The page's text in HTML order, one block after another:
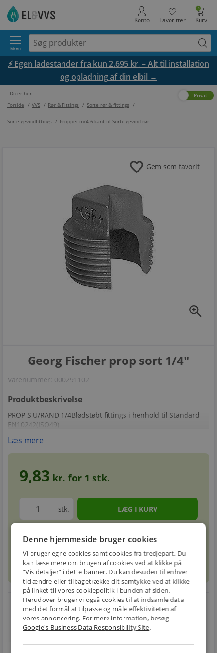
0
Kurv
Favoritter
Konto
Menu
⚡ Egen ladestander fra kun 2.695 kr. – Alt til installation
og opladning af din elbil →
Du er her:
Forside / VVS / Rør & Fittings / Sorte rør & fittings /
Sorte gevindfittings / Propper m/4-6 kant til Sorte gevind rør
Privat
zoom_in
favorite Gem som favorit
Georg Fischer prop sort 1/4''
Varenummer: 000291102
Produktbeskrivelse
PROP S U/RAND 1/4Blødstøbt fittings i henhold til Standard
EN10242(ISO49)
Læs mere
9,83 kr. for 1 stk.
stk.
circleForventet leveringstid: 5-8 hverdageinfo
sellPrismatchinfo
E-MÆRKET
Handle trygt hos
local_shipping
BILLIG
FRAGT
Fra 49,00 kr.
restart_alt
30 DAGES
Nem returnering
Denne hjemmeside bruger cookies
Vi bruger egne cookies samt cookies fra tredjepart. Du
kan læse mere om brugen af cookies ved at klikke på
”Vis detaljer” i dette banner. Du kan desuden til enhver
tid ændre eller tilbagetrække dit samtykke ved at klikke
på linket til vores cookiepolitik i bunden af siden.
Herudover bruger vi også cookies til at indsamle data
med det formål at tilpasse og måle effektiviteten af
vores annoncering. For mere information, besøg
Google's Business Data Responsibility Site.